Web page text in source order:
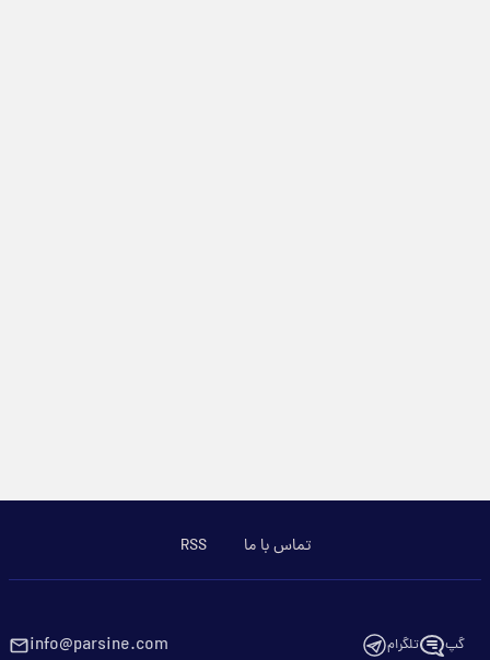
تماس با ما RSS
گپ تلگرام info@parsine.com